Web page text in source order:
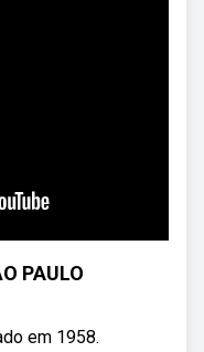
PAULO
em 1958.